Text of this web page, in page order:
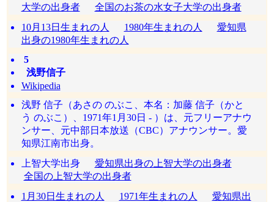
大学の出身者
全国のお茶の水女子大学の出身者
10月13日生まれの人
1980年生まれの人
愛知県
出身の1980年生まれの人
5
浅野信子
Wikipedia
浅野 信子（あさの のぶこ、本名：加藤 信子（かと
う のぶこ）、1971年1月30日 - ）は、元フリーアナウ
ンサー、元中部日本放送（CBC）アナウンサー。愛
知県江南市出身。
上智大学出身 愛知県出身の上智大学の出身者
全国の上智大学の出身者
1月30日生まれの人
1971年生まれの人
愛知県出